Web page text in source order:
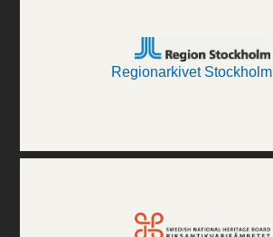
Regionarkivet Stockholm